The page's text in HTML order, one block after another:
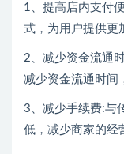
1、提高店内支付
式，为用户提供更
2、减少资金流通
减少资金流通时间
3、减少手续费:与
低，减少商家的经